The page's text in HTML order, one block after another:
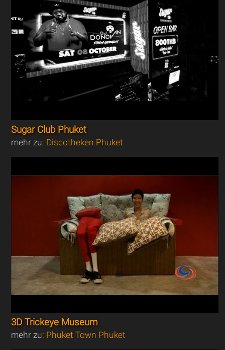
Sugar Club Phuket
mehr zu: Discotheken Phuket
3D Trickeye Museum
mehr zu: Phuket Town Phuket